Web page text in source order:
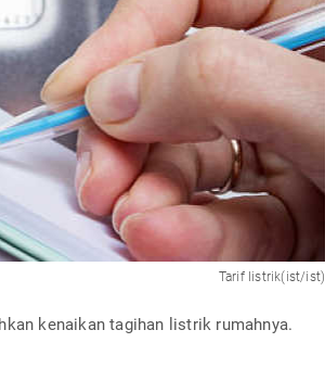
Tarif listrik(ist/ist)
kenaikan tagihan listrik rumahnya.